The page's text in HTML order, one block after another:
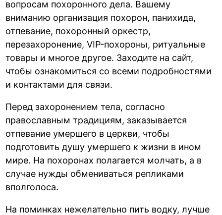
вопросам похоронного дела. Вашему
вниманию организация похорон, панихида,
отпевание, похоронный оркестр,
перезахоронение, VIP-похороны, ритуальные
товары и многое другое. Заходите на сайт,
чтобы ознакомиться со всеми подробностями
и контактами для связи.
Перед захоронением тела, согласно
православным традициям, заказывается
отпевание умершего в церкви, чтобы
подготовить душу умершего к жизни в ином
мире. На похоронах полагается молчать, а в
случае нужды обмениваться репликами
вполголоса.
На поминках нежелательно пить водку, лучше